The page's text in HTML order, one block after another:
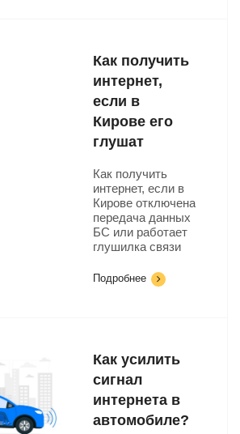
Как получить
интернет,
если в
Кирове его
глушат
Как получить
интернет, если в
Кирове отключена
передача данных
БС или работает
глушилка связи
Подробнее
Как усилить
сигнал
интернета в
автомобиле?